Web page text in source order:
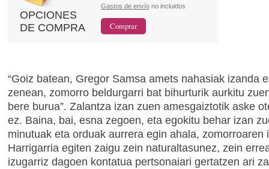
OPCIONES
DE COMPRA
Gastos de envío no incluidos
“Goiz batean, Gregor Samsa amets nahasiak izanda
zenean, zomorro beldurgarri bat bihurturik aurkitu
bere burua”. Zalantza izan zuen amesgaiztotik aske
ez. Baina, bai, esna zegoen, eta egokitu behar izan
minutuak eta orduak aurrera egin ahala, zomorroaren
Harrigarria egiten zaigu zein naturaltasunez, zein
izugarriz dagoen kontatua pertsonaiari gertatzen ari